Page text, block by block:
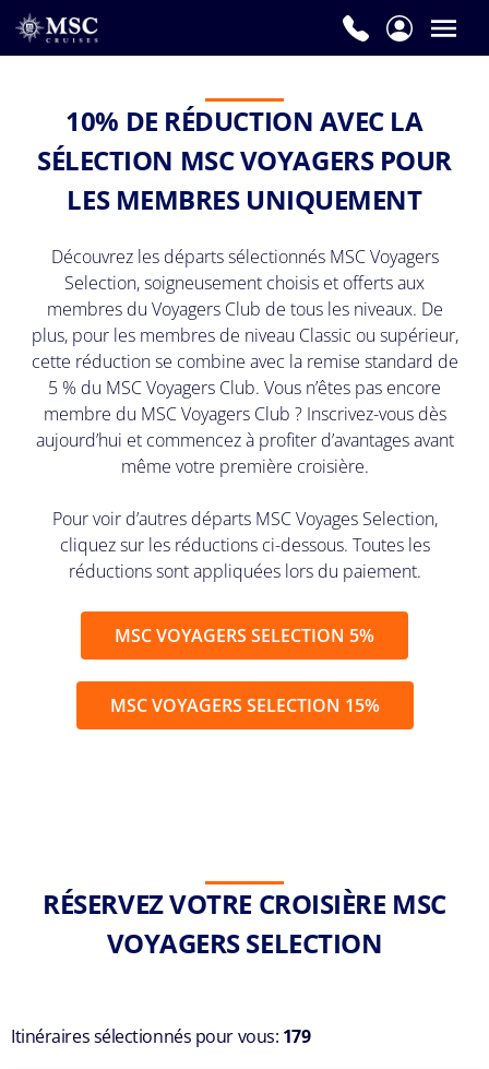
10% DE RÉDUCTION AVEC LA
SÉLECTION MSC VOYAGERS POUR
LES MEMBRES UNIQUEMENT
Découvrez les départs sélectionnés MSC Voyagers
Selection, soigneusement choisis et offerts aux
membres du Voyagers Club de tous les niveaux. De
plus, pour les membres de niveau Classic ou supérieur,
cette réduction se combine avec la remise standard de
5 % du MSC Voyagers Club. Vous n’êtes pas encore
membre du MSC Voyagers Club ? Inscrivez-vous dès
aujourd’hui et commencez à profiter d’avantages avant
même votre première croisière.
Pour voir d’autres départs MSC Voyages Selection,
cliquez sur les réductions ci-dessous. Toutes les
réductions sont appliquées lors du paiement.
MSC VOYAGERS SELECTION 5%
MSC VOYAGERS SELECTION 15%
RÉSERVEZ VOTRE CROISIÈRE MSC
VOYAGERS SELECTION
Itinéraires sélectionnés pour vous: 179